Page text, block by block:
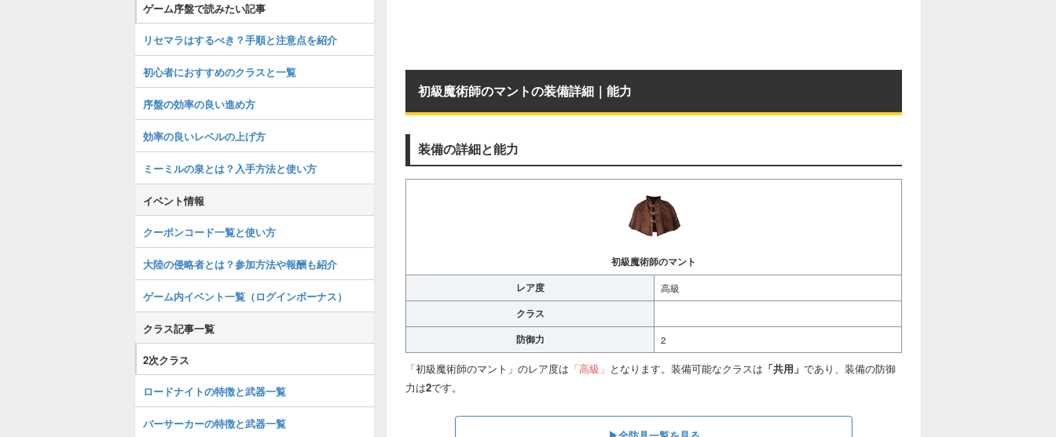
初級魔術師のマントの装備詳細｜能力
装備の詳細と能力
初級魔術師のマント
レア度
高級
クラス
防御力
2
「初級魔術師のマント」のレア度は 「高級」 となります。装備可能なクラスは 「共用」 であり、装備の防御
力は2です。
ゲーム序盤で読みたい記事
リセマラはするべき？手順と注意点を紹介
初心者におすすめのクラスと一覧
序盤の効率の良い進め方
効率の良いレベルの上げ方
ミーミルの泉とは？入手方法と使い方
イベント情報
クーポンコード一覧と使い方
大陸の侵略者とは？参加方法や報酬も紹介
ゲーム内イベント一覧（ログインボーナス）
クラス記事一覧
2次クラス
ロードナイトの特徴と武器一覧
バーサーカーの特徴と武器一覧